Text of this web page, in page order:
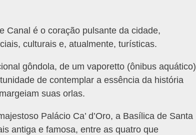
Canal é o coração pulsante da cidade,
culturais e, atualmente, turísticas.
gôndola, de um vaporetto (ônibus aquático)
de contemplar a essência da história
suas orlas.
Palácio Ca’ d’Oro, a Basílica de Santa
antiga e famosa, entre as quatro que